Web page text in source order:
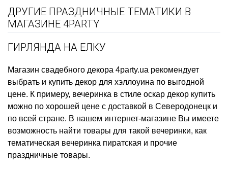
ДРУГИЕ ПРАЗДНИЧНЫЕ ТЕМАТИКИ В
МАГАЗИНЕ 4PARTY
ГИРЛЯНДА НА ЕЛКУ
Магазин свадебного декора 4party.ua рекомендует
выбрать и купить декор для хэллоуина по выгодной
цене. К примеру, вечеринка в стиле оскар декор купить
можно по хорошей цене с доставкой в Северодонецк и
по всей стране. В нашем интернет-магазине Вы имеете
возможность найти товары для такой вечеринки, как
тематическая вечеринка пиратская и прочие
праздничные товары.